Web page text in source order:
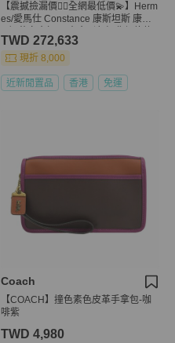
【震撼撿漏價👍🏻全網最低價💫】Herm
es/愛馬仕 Constance 康斯坦斯 康康1
TWD 272,633
現折 8,000
近新閒置品 香港 免運
Coach
【COACH】撞色素色皮革手拿包-咖
啡紫
TWD 4,980